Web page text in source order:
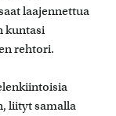
laajennettua
kuntasi
rehtori.
liityt samalla